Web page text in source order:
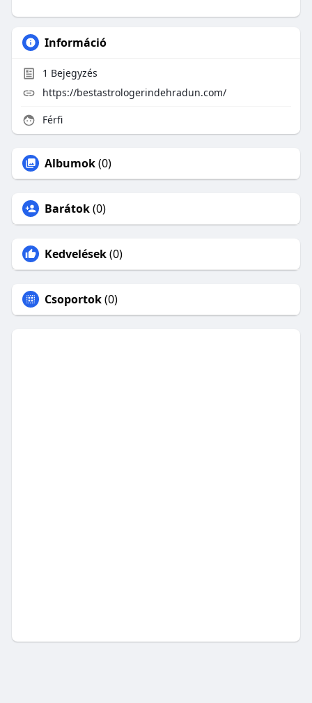
Információ
1 Bejegyzés
https://bestastrologerindehradun.com/
Férfi
Albumok(0)
Barátok(0)
Kedvelések(0)
Csoportok(0)